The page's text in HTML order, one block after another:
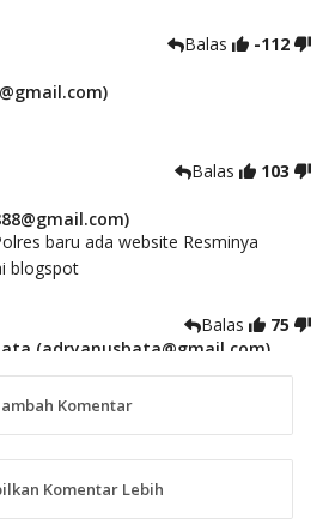
Balas
-112
Balas
103
baru ada website Resminya
blogspot
Balas
75
(adryanusbata@gmail.com)
dan masukannya, akan kami
langsung terkait Pilkada Sumba
Komentar
Komentar Lebih